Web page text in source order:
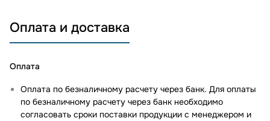
Оплата и доставка
Оплата
Оплата по безналичному расчету через банк. Для оплаты
по безналичному расчету через банк необходимо
согласовать сроки поставки продукции с менеджером и